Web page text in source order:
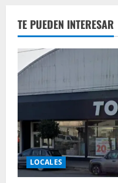
TE PUEDEN INTERESAR
LOCALES